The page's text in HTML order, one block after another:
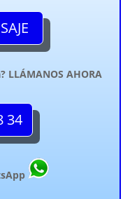
LLÁMANOS AHORA
34